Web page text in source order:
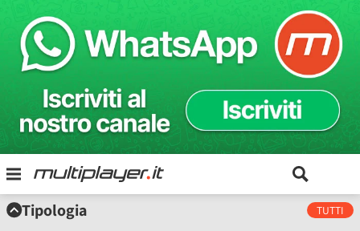
Tipologia TUTTI